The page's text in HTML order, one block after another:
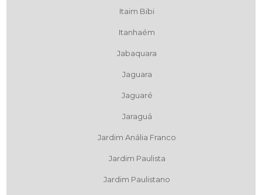
Itaim Bibi
Itanhaém
Jabaquara
Jaguara
Jaguaré
Jaraguá
Jardim Anália Franco
Jardim Paulista
Jardim Paulistano